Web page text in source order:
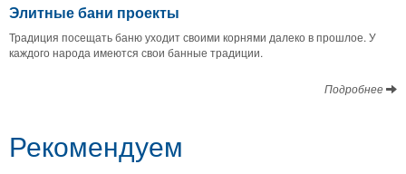
Элитные бани проекты
Традиция посещать баню уходит своими корнями далеко в прошлое. У
каждого народа имеются свои банные традиции.
Подробнее
Рекомендуем